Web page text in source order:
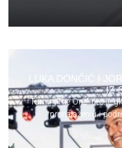
LUKA DONČIĆ I
IZ
Turnir „The One“ deo je
pronalaženju i